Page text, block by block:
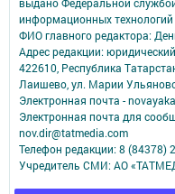
информационных
ФИО главного редактора:
Адрес редакции:
422610, Республика
Лаишево, ул. Марии
Электронная почта -
Электронная почта для
nov.dir@tatmedia.com
Телефон редакции: 8 (84378)
Учредитель СМИ: АО